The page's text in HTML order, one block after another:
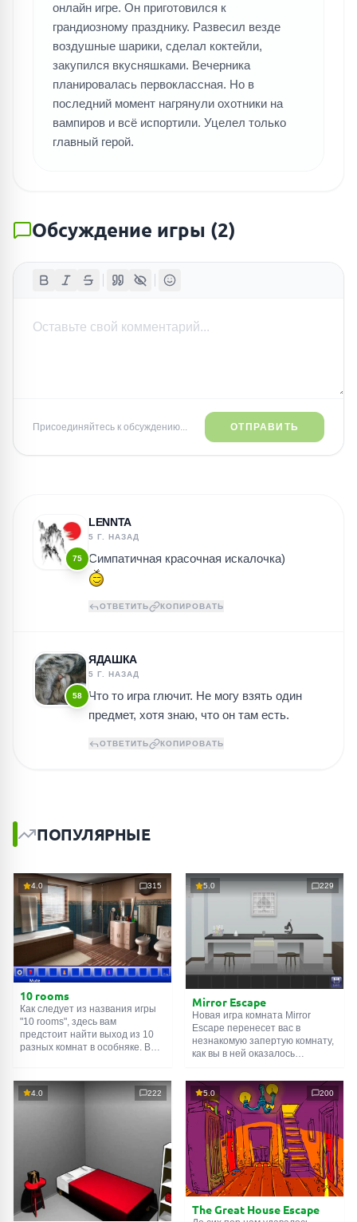
онлайн игре. Он приготовился к
грандиозному празднику. Развесил везде
воздушные шарики, сделал коктейли,
закупился вкусняшками. Вечерника
планировалась первоклассная. Но в
последний момент нагрянули охотники на
вампиров и всё испортили. Уцелел только
главный герой.
Обсуждение игры (2)
Присоединяйтесь к обсуждению... ОТПРАВИТЬ
75
LENNTA
5 Г. НАЗАД
Симпатичная красочная искалочка)
ОТВЕТИТЬ КОПИРОВАТЬ
58
ЯДАШКА
5 Г. НАЗАД
Что то игра глючит. Не могу взять один
предмет, хотя знаю, что он там есть.
ОТВЕТИТЬ КОПИРОВАТЬ
ПОПУЛЯРНЫЕ
4.0 315
10 rooms
Как следует из названия игры
"10 rooms", здесь вам
предстоит найти выход из 10
разных комнат в особняке. В
их, чтобы выйти. Выход из
одной комнаты является
5.0 229
Mirror Escape
Новая игра комната Mirror
Escape перенесет вас в
незнакомую запертую комнату,
как вы в ней оказалось
смекалки попробуйте решить
все, приготовленные авторами
для вас, головоломки и найти
выход на свободу.
Внимательно осмотрите
помещение, возможно вы
сможете найти какие-нибудь
подсказки. Желаем удачи!
4.0 222 5.0 200
The Great House Escape